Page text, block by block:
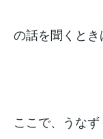
の話を聞くとき
ここで、うな